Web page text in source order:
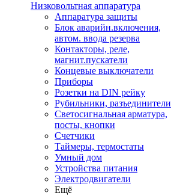
Низковольтная аппаратура
Аппаратура защиты
Блок аварийн.включения,
автом. ввода резерва
Контакторы, реле,
магнит.пускатели
Концевые выключатели
Приборы
Розетки на DIN рейку
Рубильники, разъединители
Светосигнальная арматура,
посты, кнопки
Счетчики
Таймеры, термостаты
Умный дом
Устройства питания
Электродвигатели
Ещё